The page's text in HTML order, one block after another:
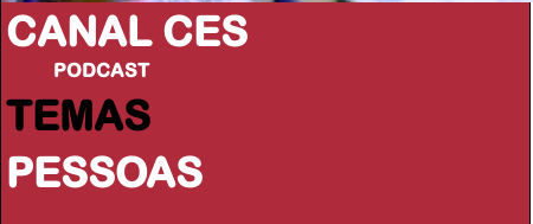
CANAL CES
PODCAST
TEMAS
PESSOAS